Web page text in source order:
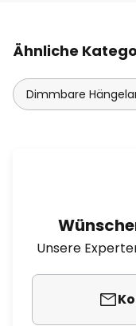
Ähnliche
Dimmbare
Unsere